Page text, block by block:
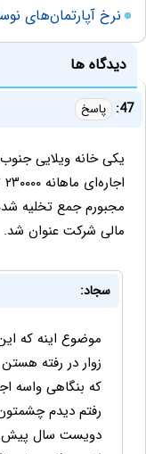
نرخ آپارتمان‌های
دیدگاه ها
47: پاسخ
یکی خانه ویلایی
مجبورم جمع تخلیه
مالی شرکت عنوان شد.
سجاد:
موضوع اینه که
زوار در رفته
که بنگاهی واسه
رفتم دیدم
دویست سال پیش